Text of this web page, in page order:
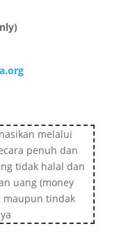
melalui
penuh dan
tidak halal dan
uang (money
maupun tindak